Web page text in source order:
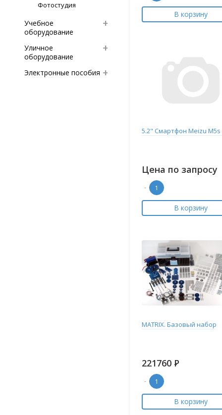
Фотостудия
Учебное
оборудование
Уличное
оборудование
Электронные пособия
В корзину
5.2" Смартфон Meizu M5s
Цена по запросу
-
В корзину
MATRIX. Базовый набор
221760 Р
-
В корзину